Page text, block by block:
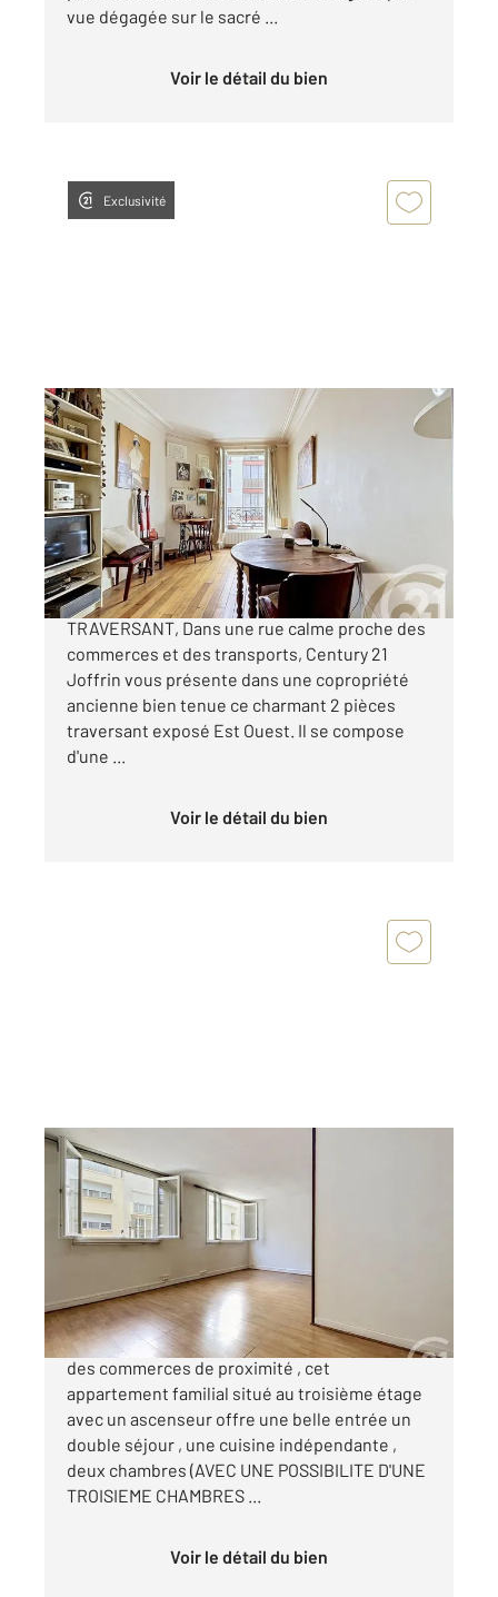
vue dégagée sur le sacré ...
Voir le détail du bien
Exclusivité
PARIS 75018
35,02 m 2, 2 pièces
Ref : 27611
Appartement F2 à vendre
325 000 €
JULES JOFFRIN, CALME LUMINEUX ET
TRAVERSANT, Dans une rue calme proche des
commerces et des transports, Century 21
Joffrin vous présente dans une copropriété
ancienne bien tenue ce charmant 2 pièces
traversant exposé Est Ouest. Il se compose
d'une ...
Voir le détail du bien
PARIS 75018
75 m2, 4 pièces
Ref : 27476
Appartement T4 à vendre
469 000 €
QUARTIER DES AMIRAUX. Proche du métro et
des commerces de proximité , cet
appartement familial situé au troisième étage
avec un ascenseur offre une belle entrée un
double séjour , une cuisine indépendante ,
deux chambres (AVEC UNE POSSIBILITE D'UNE
TROISIEME CHAMBRES ...
Voir le détail du bien